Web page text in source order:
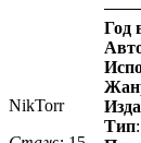
NikTorr
Год
Тип